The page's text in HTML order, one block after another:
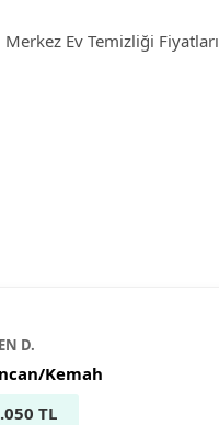
Merkez Ev Temizliği Fiyatları
D.
Kemah
TL